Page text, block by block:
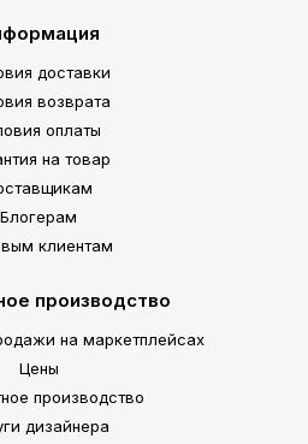
доставки
возврата
оплаты
на товар
Блогерам
клиентам
производство
на маркетплейсах
Цены
производство
дизайнера